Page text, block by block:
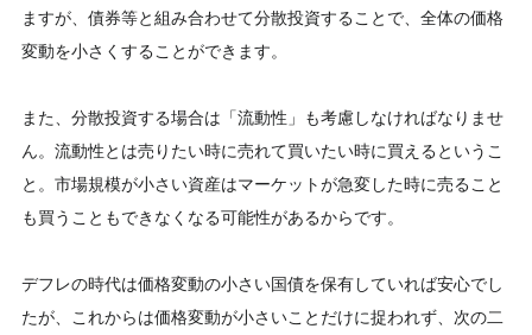
ますが、債券等と組み合わせて分散投資することで、全体の価格
変動を小さくすることができます。
また、分散投資する場合は「流動性」も考慮しなければなりませ
ん。流動性とは売りたい時に売れて買いたい時に買えるというこ
と。市場規模が小さい資産はマーケットが急変した時に売ること
も買うこともできなくなる可能性があるからです。
デフレの時代は価格変動の小さい国債を保有していれば安心でし
たが、これからは価格変動が小さいことだけに捉われず、次の二